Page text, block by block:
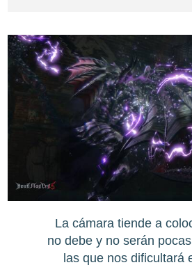
La cámara tiende a
no debe y no serán
las que nos dificultará